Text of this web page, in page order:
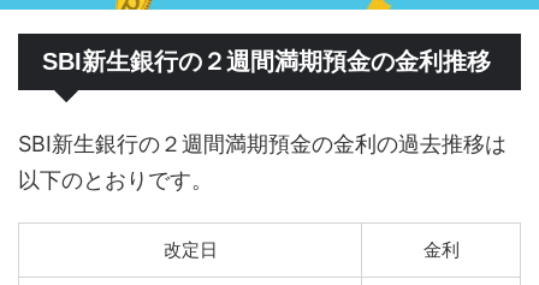
SBI新生銀行の２週間満期預金の金利推移
SBI新生銀行の２週間満期預金の金利の過去推移は
以下のとおりです。
改定日 金利